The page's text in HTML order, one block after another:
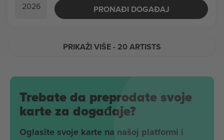
2026
PRONAĐI DOGAĐAJ
PRIKAŽI VIŠE- 20 ARTISTS
Trebate da preprodate svoje
karte za događaje?
Oglasite svoje karte na našoj platformi i